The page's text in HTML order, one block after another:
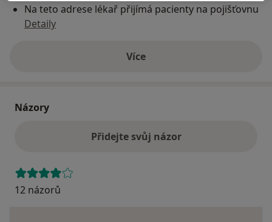
Na teto adrese lékař přijímá pacienty na pojišťovnu
Detaily
Víceo adrese
Názory
Přidejte svůj názor
12 názorů